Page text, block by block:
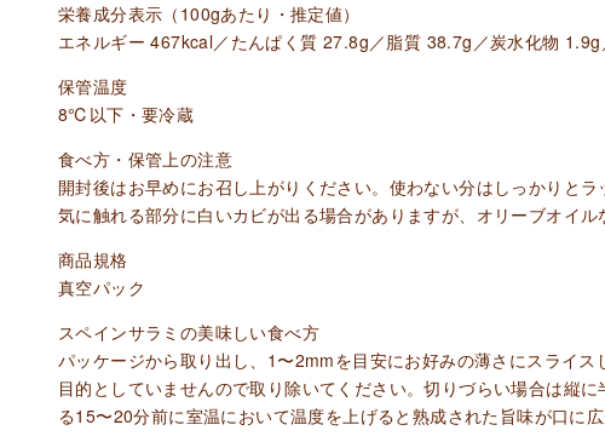
栄養成分表示（100gあたり・推定値）
エネルギー 467kcal／たんぱく質 27.8g／脂質 38.7g／炭水化物
保管温度
8℃以下・要冷蔵
食べ方・保管上の注意
開封後はお早めにお召し上がりください。使わない分はしっかりと
気に触れる部分に白いカビが出る場合がありますが、オリーブオイ
商品規格
真空パック
スペインサラミの美味しい食べ方
パッケージから取り出し、1〜2mmを目安にお好みの薄さにスライ
目的としていませんので取り除いてください。切りづらい場合は縦
る15〜20分前に室温において温度を上げると熟成された旨味が口に